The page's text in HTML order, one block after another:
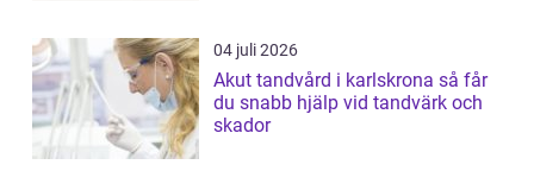
04 juli 2026
Akut tandvård i karlskrona så får
du snabb hjälp vid tandvärk och
skador